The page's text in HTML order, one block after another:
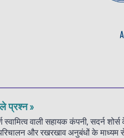
प्रश्न »
स्वामित्व वाली सहायक कंपनी,
परिचालन और रखरखाव अनुबंधों के